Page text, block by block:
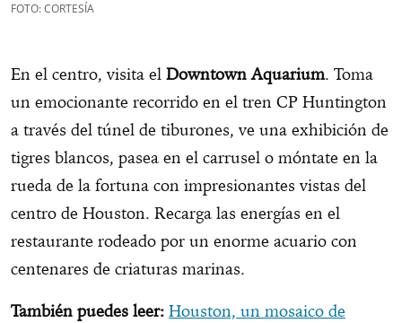
FOTO: CORTESÍA
En el centro, visita el Downtown Aquarium. Toma
un emocionante recorrido en el tren CP Huntington
a través del túnel de tiburones, ve una exhibición de
tigres blancos, pasea en el carrusel o móntate en la
rueda de la fortuna con impresionantes vistas del
centro de Houston. Recarga las energías en el
restaurante rodeado por un enorme acuario con
centenares de criaturas marinas.
También puedes leer: Houston, un mosaico de